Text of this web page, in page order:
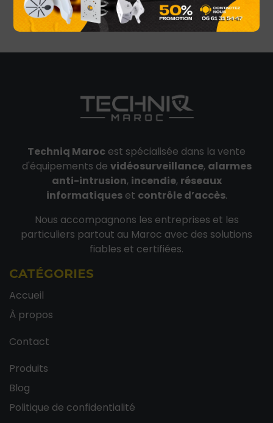
Techniq Maroc est spécialisée dans la vente
d'équipements de vidéosurveillance, alarmes
anti-intrusion, incendie, réseaux
informatiqueset contrôle d’accès.
Nous accompagnons les entreprises et les
particuliers partout au Maroc avec des solutions
fiables et certifiées.
CATÉGORIES
Accueil
À propos
Contact
Produits
Blog
Politique de confidentialité